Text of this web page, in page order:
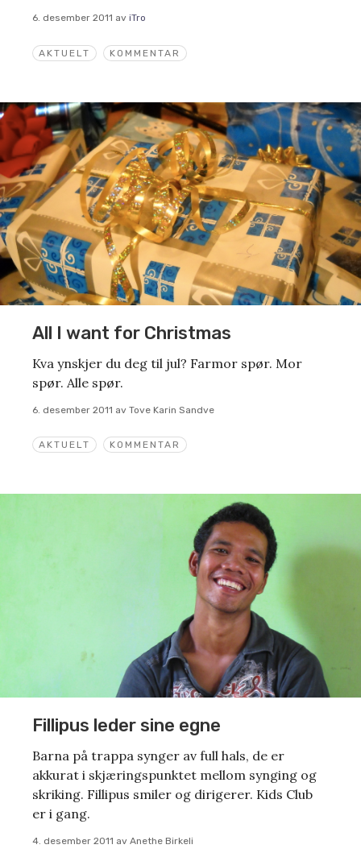
AKTUELT KOMMENTAR
6. desember 2011 av iTro
AKTUELT KOMMENTAR
All I want for Christmas
Kva ynskjer du deg til jul? Farmor spør. Mor
spør. Alle spør.
6. desember 2011 av Tove Karin Sandve
Fillipus leder sine egne
Barna på trappa synger av full hals, de er
akkurat i skjæringspunktet mellom synging og
skriking. Fillipus smiler og dirigerer. Kids Club
er i gang.
4. desember 2011 av Anethe Birkeli